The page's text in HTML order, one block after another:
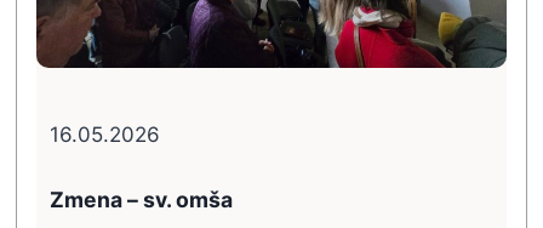
16.05.2026
Zmena – sv. omša